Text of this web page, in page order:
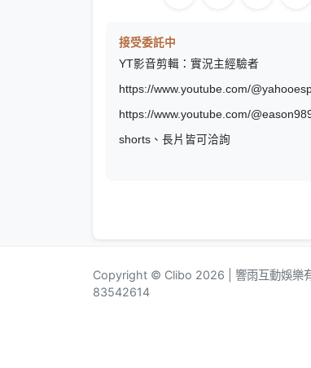
接受委託中
YT影音剪輯：實況主經驗者
https://www.youtube.com/
https://www.youtube.com/
shorts、長片皆可洽詢
Copyright © Clibo 2026 | 響雨互動娛樂
83542614